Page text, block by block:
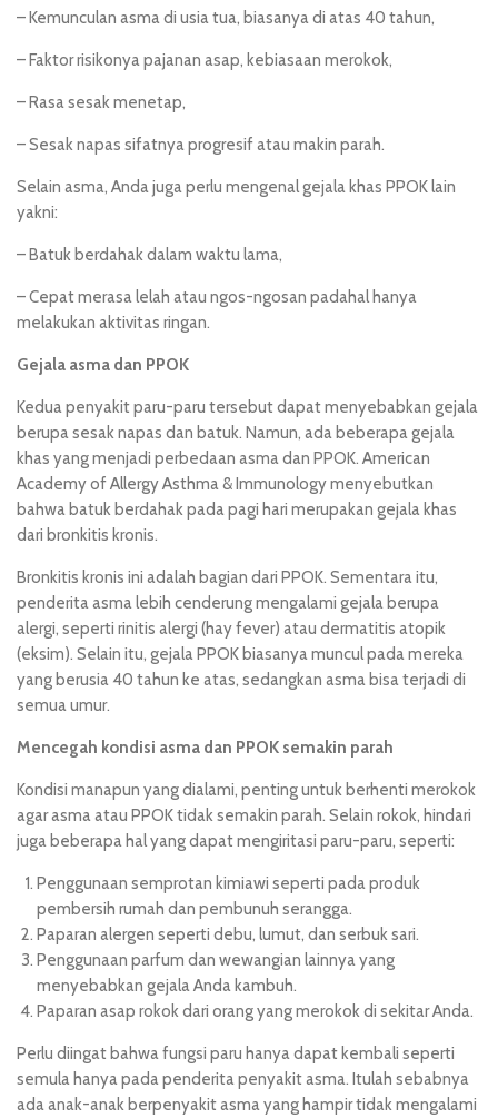
– Kemunculan asma di usia tua, biasanya di atas 40 tahun,
– Faktor risikonya pajanan asap, kebiasaan merokok,
– Rasa sesak menetap,
– Sesak napas sifatnya progresif atau makin parah.
Selain asma, Anda juga perlu mengenal gejala khas PPOK lain
yakni:
–Batuk berdahakdalam waktu lama,
– Cepat merasa lelah atau ngos-ngosan padahal hanya
melakukan aktivitas ringan.
Gejala asma dan PPOK
Kedua penyakit paru-paru tersebut dapat menyebabkan gejala
berupa sesak napas dan batuk. Namun, ada beberapa gejala
khas yang menjadi perbedaan asma dan PPOK. American
Academy of Allergy Asthma & Immunology menyebutkan
bahwa batuk berdahak pada pagi hari merupakan gejala khas
dari bronkitis kronis.
Bronkitis kronis ini adalah bagian dari PPOK. Sementara itu,
penderita asma lebih cenderung mengalami gejala berupa
alergi, seperti rinitis alergi (hay fever) atau dermatitis atopik
(eksim). Selain itu, gejala PPOK biasanya muncul pada mereka
yang berusia 40 tahun ke atas, sedangkan asma bisa terjadi di
semua umur.
Mencegah kondisi asma dan PPOK semakin parah
Kondisi manapun yang dialami, penting untuk berhenti merokok
agar asma atau PPOK tidak semakin parah. Selain rokok, hindari
juga beberapa hal yang dapat mengiritasi paru-paru, seperti:
Penggunaan semprotan kimiawi seperti pada produk
pembersih rumah dan pembunuh serangga.
Paparan alergen seperti debu, lumut, dan serbuk sari.
Penggunaan parfum dan wewangian lainnya yang
menyebabkan gejala Anda kambuh.
Paparan asap rokok dari orang yang merokok di sekitar Anda.
Perlu diingat bahwa fungsi paru hanya dapat kembali seperti
semula hanya pada penderita penyakit asma. Itulah sebabnya
ada anak-anak berpenyakit asma yang hampir tidak mengalami